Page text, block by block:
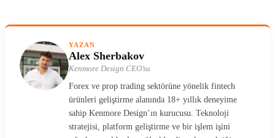
YAZAN
Alex Sherbakov
Kenmore Design CEO’su
Forex ve prop trading sektörüne yönelik fintech
ürünleri geliştirme alanında 18+ yıllık deneyime
sahip Kenmore Design’ın kurucusu. Teknoloji
stratejisi, platform geliştirme ve bir işlem işini